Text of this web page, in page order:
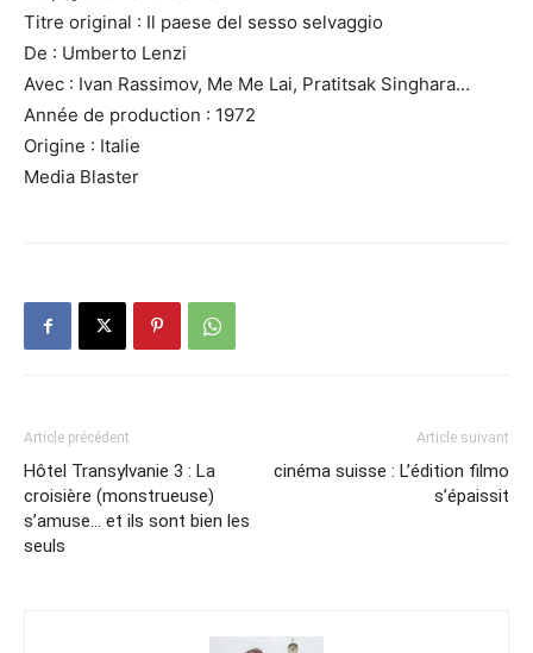
Titre original : Il paese del sesso selvaggio
De : Umberto Lenzi
Avec : Ivan Rassimov, Me Me Lai, Pratitsak Singhara…
Année de production : 1972
Origine : Italie
Media Blaster
Article précédent
Hôtel Transylvanie 3 : La
croisière (monstrueuse)
s’amuse… et ils sont bien les
seuls
Article suivant
cinéma suisse : L’édition filmo
s’épaissit